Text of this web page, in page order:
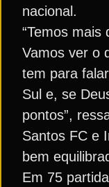
nacional.
“Temos mais
Vamos ver o
tem para
Sul e, se
pontos”,
Santos FC e
bem
Em 75